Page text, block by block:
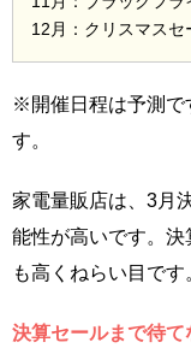
12月：クリスマス
※開催日程は予測で
す。
家電量販店は、3月
能性が高いです。
も高くねらい目です
決算セールまで待